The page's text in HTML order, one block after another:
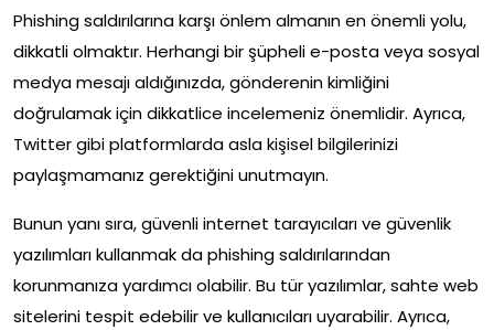
Phishing saldırılarına karşı önlem almanın en önemli yolu,
dikkatli olmaktır. Herhangi bir şüpheli e-posta veya sosyal
medya mesajı aldığınızda, gönderenin kimliğini
doğrulamak için dikkatlice incelemeniz önemlidir. Ayrıca,
Twitter gibi platformlarda asla kişisel bilgilerinizi
paylaşmamanız gerektiğini unutmayın.
Bunun yanı sıra, güvenli internet tarayıcıları ve güvenlik
yazılımları kullanmak da phishing saldırılarından
korunmanıza yardımcı olabilir. Bu tür yazılımlar, sahte web
sitelerini tespit edebilir ve kullanıcıları uyarabilir. Ayrıca,